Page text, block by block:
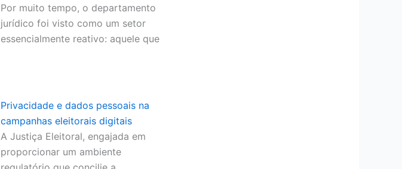
Por muito tempo, o departamento
jurídico foi visto como um setor
essencialmente reativo: aquele que
Privacidade e dados pessoais na
campanhas eleitorais digitais
A Justiça Eleitoral, engajada em
proporcionar um ambiente